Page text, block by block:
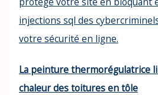
La peinture thermorégulatrice
chaleur des toitures en tôle